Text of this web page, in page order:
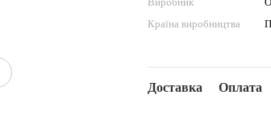
Країна виробництва
Доставка Оплата